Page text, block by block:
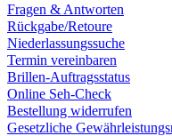
Fragen & Antworten
Rückgabe/Retoure
Niederlassungssuche
Termin vereinbaren
Brillen-Auftragsstatus
Online Seh-Check
Bestellung widerrufen
Gesetzliche